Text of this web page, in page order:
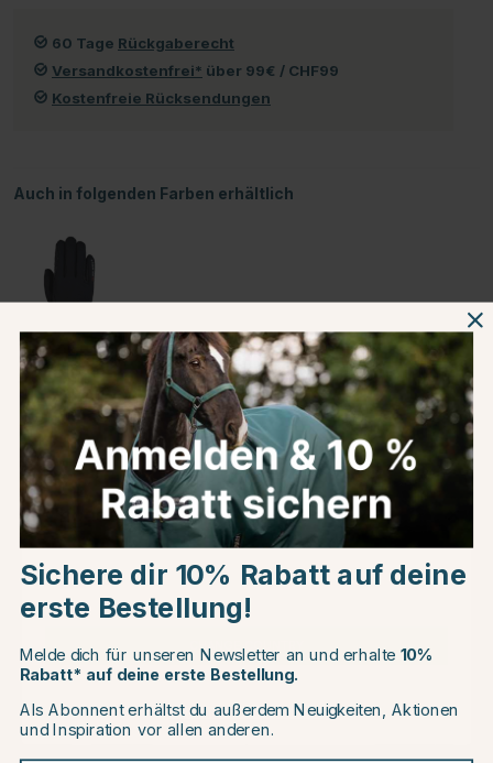
60 Tage Rückgaberecht
Versandkostenfrei* über 99€ / CHF99
Kostenfreie Rücksendungen
Auch in folgenden Farben erhältlich
Schwarz
Produktinformationen
Über die Marke
Andere Produkte, die Ihnen gefallen könnten
15
Choose country
EU
CHANGE COUNTRY
Continue to equinest.de
Sichere dir 10% Rabatt auf deine
erste Bestellung!
Melde dich für unseren Newsletter an und erhalte 10%
Rabatt* auf deine erste Bestellung.
Als Abonnent erhältst du außerdem Neuigkeiten, Aktionen
und Inspiration vor allen anderen.